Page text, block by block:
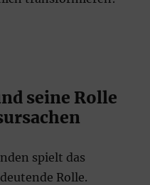
seine Rolle
spielt das
Rolle.